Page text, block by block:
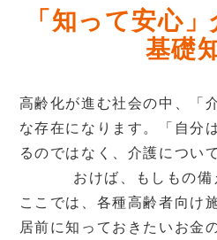
「知って安心
基礎
高齢化が進む社会の中、「
な存在になります。「自分
るのではなく、介護につい
おけば、もしもの備
ここでは、各種高齢者向け
居前に知っておきたいお金